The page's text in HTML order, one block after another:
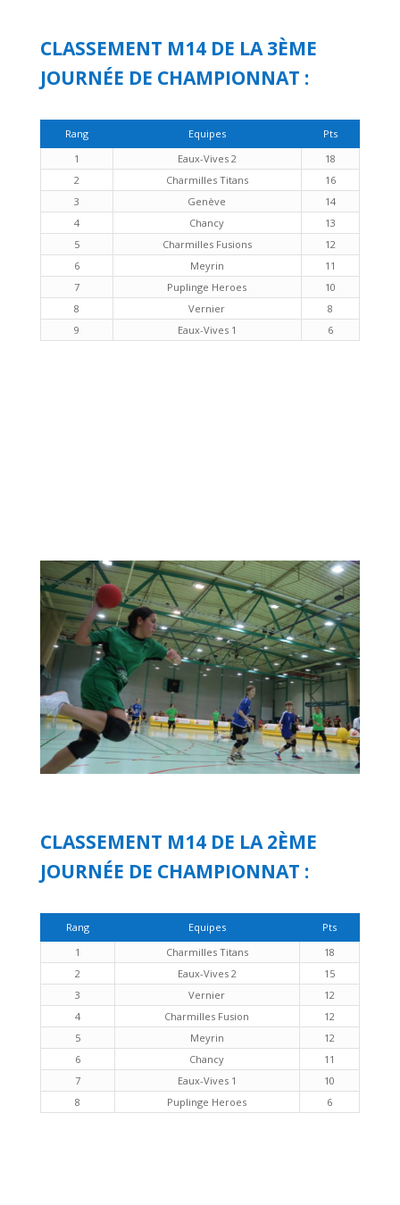
CLASSEMENT M14 DE LA 3ÈME
JOURNÉE DE CHAMPIONNAT :
Rang Equipes
Pts
1
Eaux-Vives 2
18
2
Charmilles Titans
16
3
Genève
14
4
Chancy
13
5
Charmilles Fusions
12
6
Meyrin
11
7
Puplinge Heroes
10
8
Vernier
8
9
Eaux-Vives 1 6
CLASSEMENT M14 DE LA 2ÈME
JOURNÉE DE CHAMPIONNAT :
Rang Equipes
Pts
1
Charmilles Titans
18
2
Eaux-Vives 2
15
3
Vernier
12
4
Charmilles Fusion
12
5
Meyrin
12
6
Chancy
11
7
Eaux-Vives 1
10
8
Puplinge Heroes 6